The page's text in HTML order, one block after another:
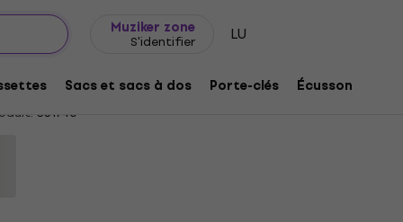
Muziker zone
S'identifier LU
Sacs et sacs à dos Porte-clés Écussons/
Black S T-shirt
331740